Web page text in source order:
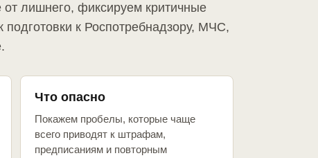
лишнего, фиксируем критичные
к Роспотребнадзору, МЧС,
Что опасно
Покажем пробелы, которые чаще
всего приводят к штрафам,
предписаниям и повторным